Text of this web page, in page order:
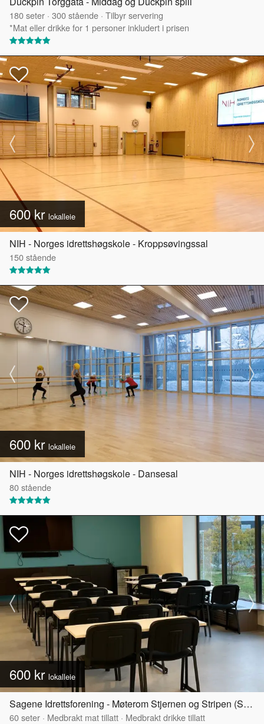
180seter · 300stående · Tilbyr servering
*Mat eller drikke for 1 personer inkludert i prisen
600 kr lokalleie
NIH - Norges idrettshøgskole - Kroppsøvingssal
150stående
600 kr lokalleie
NIH - Norges idrettshøgskole - Dansesal
80stående
600 kr lokalleie
Sagene Idrettsforening - Møterom Stjernen og Stripen (Samlet)
60seter · Medbrakt mat tillatt · Medbrakt drikke tillatt